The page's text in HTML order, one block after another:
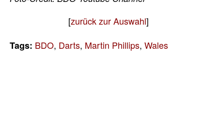
[zurück zur Auswahl]
Tags: BDO, Darts, Martin Phillips, Wales